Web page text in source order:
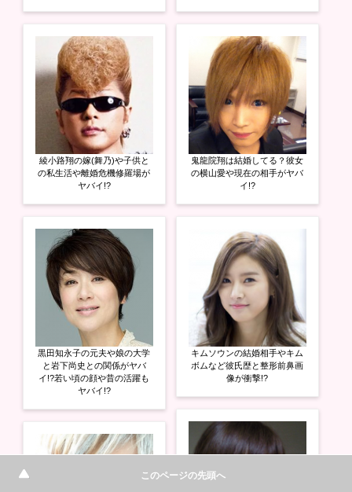
綾小路翔の嫁(舞乃)や子供と
の私生活や離婚危機修羅場が
ヤバイ!?
黒田知永子の元夫や娘の大学
と岩下尚史との関係がヤバ
イ!?若い頃の顔や昔の活躍も
ヤバイ!?
鬼龍院翔は結婚してる？彼女
の横山愛や現在の相手がヤバ
イ!?
キムソウンの結婚相手やキム
ボムなど彼氏歴と整形前鼻画
像が衝撃!?
このページの先頭へ